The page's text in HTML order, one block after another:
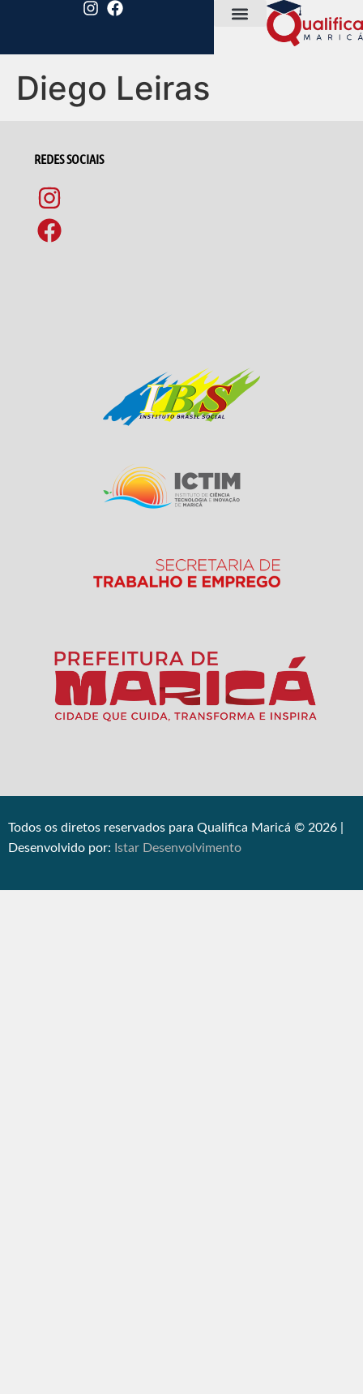
Diego Leiras
REDES SOCIAIS
Todos os diretos reservados para Qualifica Maricá © 2026 |
Desenvolvido por: Istar Desenvolvimento